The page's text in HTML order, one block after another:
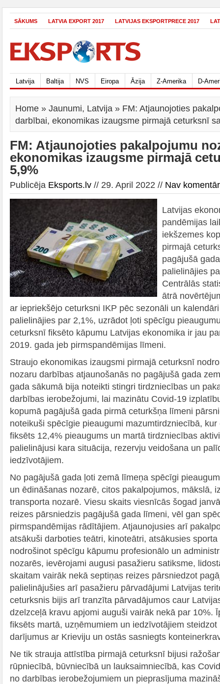
SĀKUMS LATVIA EXPORT 2017 LATVIJAS EKSPORTPRECE 2017
Latvija Baltija NVS Eiropa Āzija Z-Amerika D-
Home » Jaunumi, Latvija » FM: Atjaunojoties
darbībai, ekonomikas izaugsme pirmajā ceturksnī
FM: Atjaunojoties pakalpojumu
ekonomikas izaugsme pirmajā
5,9%
Publicēja Eksports.lv // 29. April 2022 // Nav
Latvijas
pandēmijas
iekšzemes
pirmajā
pagājušā
palielinājies
Centrālās
ātrā
ar iepriekšējo ceturksni IKP pēc sezonāli un
palielinājies par 2,1%, uzrādot ļoti spēcīgu
ceturksnī fiksēto kāpumu Latvijas ekonomika ir jau
2019. gada jeb pirmspandēmijas līmeni.
Straujo ekonomikas izaugsmi pirmajā ceturksnī
nozaru darbības atjaunošanās no pagājušā gada
gada sākumā bija noteikti stingri tirdzniecības un
darbības ierobežojumi, lai mazinātu Covid-19
kopumā pagājušā gada pirmā ceturkšņa līmeni
noteikuši spēcīgie pieaugumi mazumtirdzniecībā,
fiksēts 12,4% pieaugums un martā tirdzniecības
palielinājusi kara situācija, rezervju veidošana un
iedzīvotājiem.
No pagājušā gada ļoti zemā līmeņa spēcīgi
un ēdināšanas nozarē, citos pakalpojumos, mākslā,
transporta nozarē. Viesu skaits viesnīcās šogad
reizes pārsniedzis pagājušā gada līmeni, vēl gan
pirmspandēmijas rādītājiem. Atjaunojusies arī
atsākuši darboties teātri, kinoteātri, atsākusies
nodrošinot spēcīgu kāpumu profesionālo un
nozarēs, ievērojami augusi pasažieru satiksme,
skaitam vairāk nekā septiņas reizes pārsniedzot
palielinājušies arī pasažieru pārvadājumi Latvijas
ceturksnis bijis arī tranzīta pārvadājumos caur
dzelzceļā kravu apjomi auguši vairāk nekā par 10%.
fiksēts martā, uzņēmumiem un iedzīvotājiem
darījumus ar Krieviju un ostās sasniegts
Ne tik strauja attīstība pirmajā ceturksnī bijusi
rūpniecībā, būvniecībā un lauksaimniecībā, kas
no darbības ierobežojumiem un pieprasījuma